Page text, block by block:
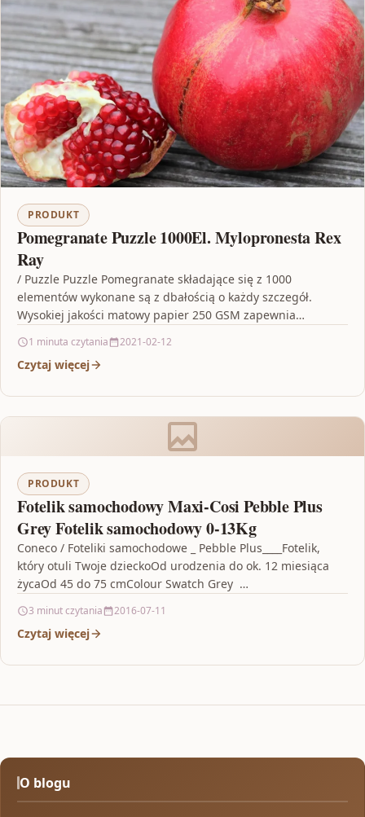
PRODUKT
Pomegranate Puzzle 1000El. Mylopronesta Rex
Ray
/ Puzzle Puzzle Pomegranate składające się z 1000
elementów wykonane są z dbałością o każdy szczegół.
Wysokiej jakości matowy papier 250 GSM zapewnia
1 minuta czytania 2021-02-12
Czytaj więcej
PRODUKT
Fotelik samochodowy Maxi-Cosi Pebble Plus
Grey Fotelik samochodowy 0-13Kg
Coneco / Foteliki samochodowe _ Pebble Plus____Fotelik,
który otuli Twoje dzieckoOd urodzenia do ok. 12 miesiąca
życaOd 45 do 75 cmColour Swatch Grey …
3 minut czytania 2016-07-11
Czytaj więcej
O blogu